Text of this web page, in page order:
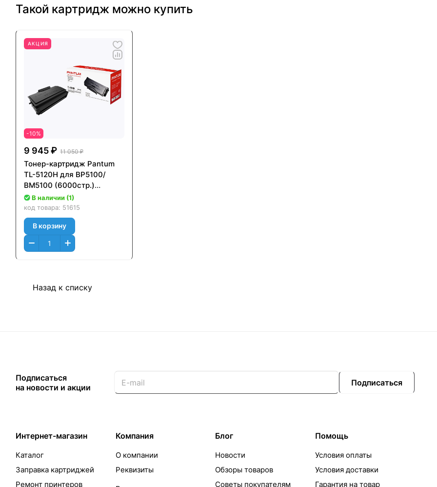
Такой картридж можно купить
АКЦИЯ
-10%
9 945 ₽ 11 050 ₽
Тонер-картридж Pantum
TL-5120H для BP5100/
BM5100 (6000стр.)
Оригинальный
В наличии (1)
код товара: 51615
В корзину
Назад к списку
Подписаться
на новости и акции
Подписаться
Интернет-магазин
Каталог
Заправка картриджей
Ремонт принтеров
Компания
О компании
Реквизиты
Блог
Новости
Обзоры товаров
Советы покупателям
Помощь
Условия оплаты
Условия доставки
Гарантия на товар